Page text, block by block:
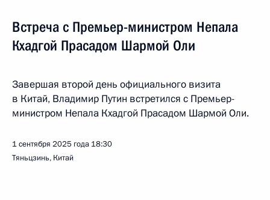
Встреча с Премьер-министром Непала
Кхадгой Прасадом Шармой Оли
Завершая второй день официального визита
в Китай, Владимир Путин встретился с Премьер-
министром Непала Кхадгой Прасадом Шармой Оли.
1 сентября 2025 года 18:30
Тяньцзинь, Китай